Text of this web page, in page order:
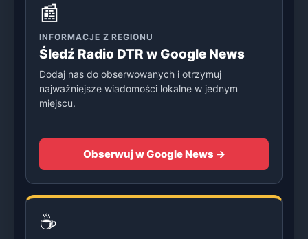
📰
INFORMACJE Z REGIONU
Śledź Radio DTR w Google News
Dodaj nas do obserwowanych i otrzymuj
najważniejsze wiadomości lokalne w jednym
miejscu.
Obserwuj w Google News →
☕